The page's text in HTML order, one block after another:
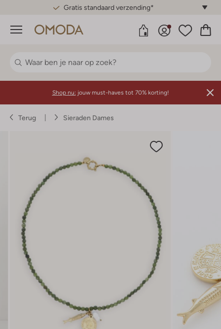
Gratis standaard verzending*
Menu
Shop nu: jouw must-haves tot 70% korting!
Terug Sieraden Dames